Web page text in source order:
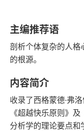
2018-01-01
发行日期
主编推荐语
剖析个体复杂的人格
的根源。
内容简介
收录了西格蒙德·
《超越快乐原则》
分析学的理论要点和